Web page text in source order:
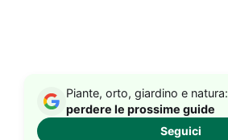
Piante, orto, giardino e natura:
perdere le prossime guide
Seguici